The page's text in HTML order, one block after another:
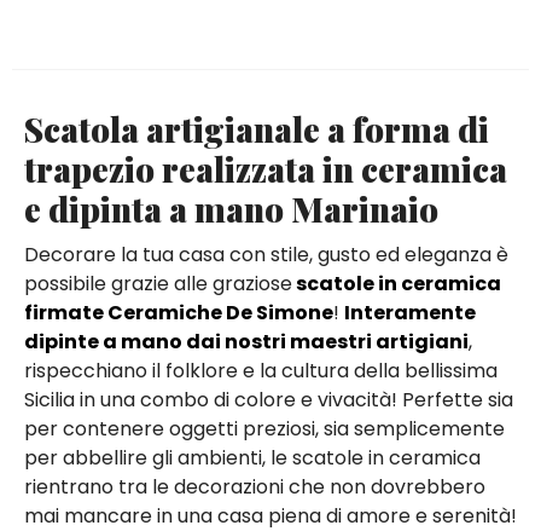
Scatola artigianale a forma di
trapezio realizzata in ceramica
e dipinta a mano Marinaio
Decorare la tua casa con stile, gusto ed eleganza è
possibile grazie alle graziosescatole in ceramica
firmate Ceramiche De Simone! Interamente
dipinte a mano dai nostri maestri artigiani,
rispecchiano il folklore e la cultura della bellissima
Sicilia in una combo di colore e vivacità! Perfette sia
per contenere oggetti preziosi, sia semplicemente
per abbellire gli ambienti, le scatole in ceramica
rientrano tra le decorazioni che non dovrebbero
mai mancare in una casa piena di amore e serenità!